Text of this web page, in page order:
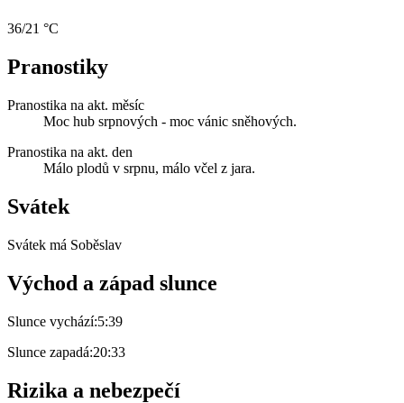
36/21 °C
Pranostiky
Pranostika na akt. měsíc
Moc hub srpnových - moc vánic sněhových.
Pranostika na akt. den
Málo plodů v srpnu, málo včel z jara.
Svátek
Svátek má Soběslav
Východ a západ slunce
Slunce vychází:5:39
Slunce zapadá:20:33
Rizika a nebezpečí